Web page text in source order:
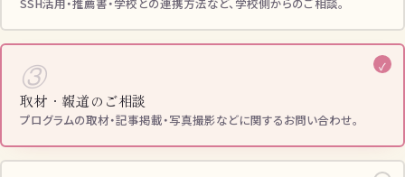
✓
③
取材・報道のご相談
プログラムの取材・記事掲載・写真撮影などに関するお問い合わせ。